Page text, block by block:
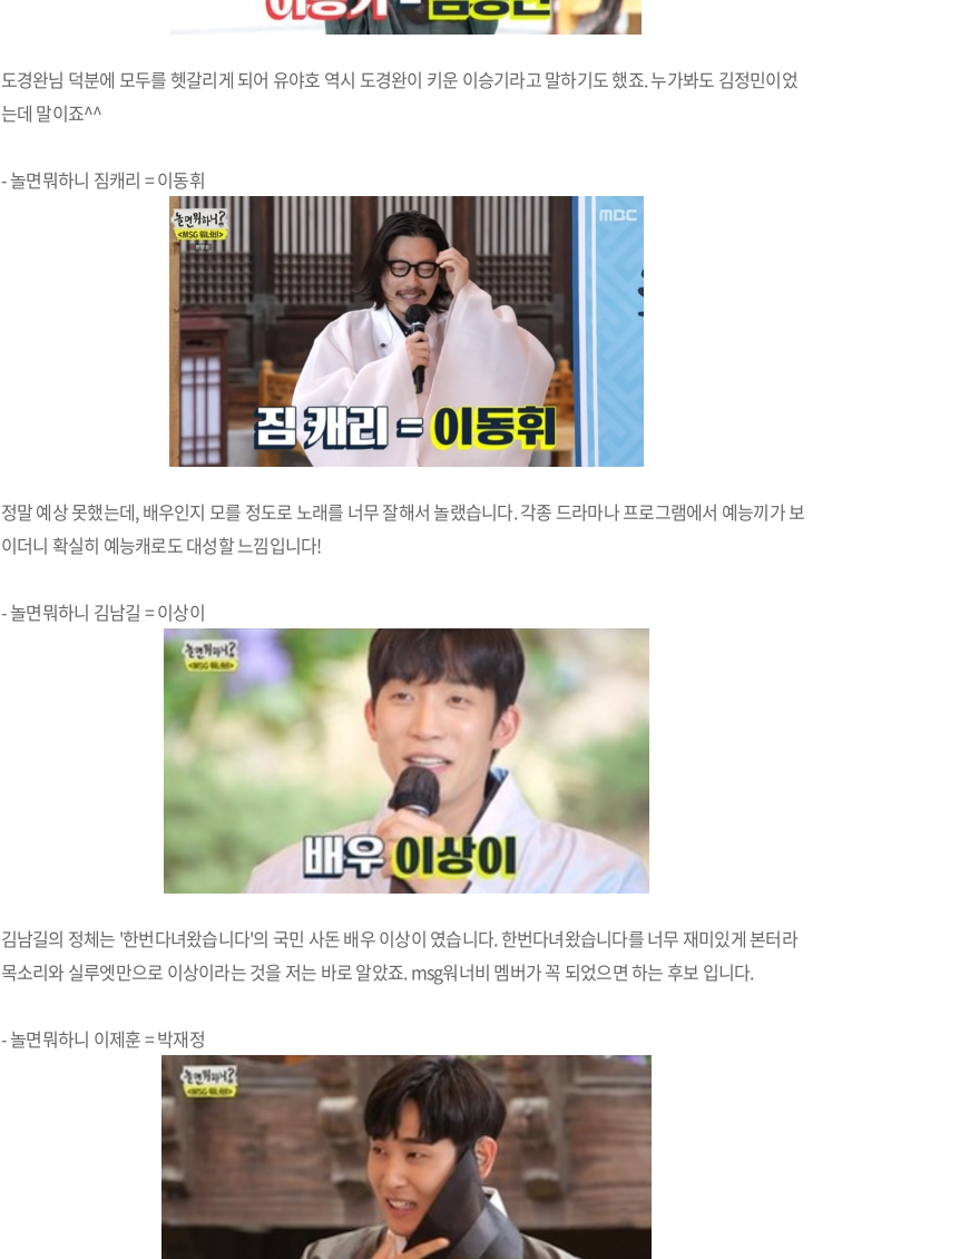
도경완님 덕분에 모두를 헷갈리게 되어 유야호 역시 도경완이 키운 이승기라고 말하기도 했죠. 누가봐도 김정민이었
는데 말이죠^^
- 놀면뭐하니 짐캐리 = 이동휘
정말 예상 못했는데, 배우인지 모를 정도로 노래를 너무 잘해서 놀랬습니다. 각종 드라마나 프로그램에서 예능끼가 보
이더니 확실히 예능캐로도 대성할 느낌입니다!
- 놀면뭐하니 김남길 = 이상이
김남길의 정체는 '한번다녀왔습니다'의 국민 사돈 배우 이상이 였습니다. 한번다녀왔습니다를 너무 재미있게 본터라
목소리와 실루엣만으로 이상이라는 것을 저는 바로 알았죠. msg워너비 멤버가 꼭 되었으면 하는 후보 입니다.
- 놀면뭐하니 이제훈 = 박재정